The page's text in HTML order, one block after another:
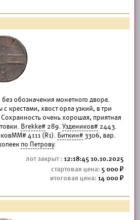
без обозначения монетного двора.
крестами, хвост орла узкий, в три
очень хорошая, приятная
Brekke# 289. Уздеников# 2443.
4111 (R1). Биткин#3306, вар.
по Петрову.
12:18:45 10.10.2025
5 000
14 000